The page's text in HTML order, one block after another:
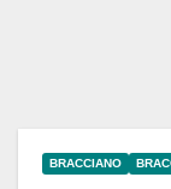
BRACCIANO